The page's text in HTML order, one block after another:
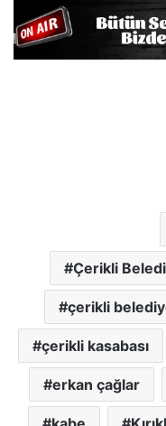
Çerikli
çerikli
çerikli kasabası
erkan çağlar